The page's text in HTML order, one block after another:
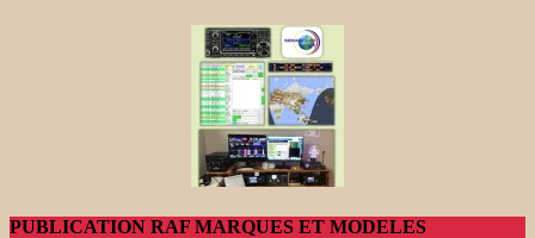
PUBLICATION RAF MARQUES ET MODELES